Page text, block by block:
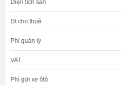
Diện tích sàn
Dt cho thuê
Phí quản lý
VAT
Phí gửi xe ôtô